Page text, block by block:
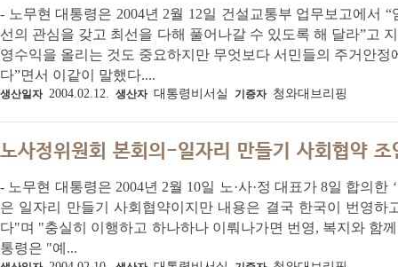
- 노무현 대통령은 2004년 2월 12일 건설교통부 업무보고에서
선의 관심을 갖고 최선을 다해 풀어나갈 수 있도록 해 달라”고
영수익을 올리는 것도 중요하지만 무엇보다 서민들의 주거안
다”면서 이같이 말했다....
생산일자 2004.02.12. 생산자 대통령비서실 기증자 청와대브리핑
노사정위원회 본회의-일자리 만들기 사회협약 조
- 노무현 대통령은 2004년 2월 10일 노·사·정 대표가 8일 합의
은 일자리 만들기 사회협약이지만 내용은 결국 한국이 번영
다"며 "충실히 이행하고 하나하나 이뤄나가면 번영, 복지와 함
통령은 "예...